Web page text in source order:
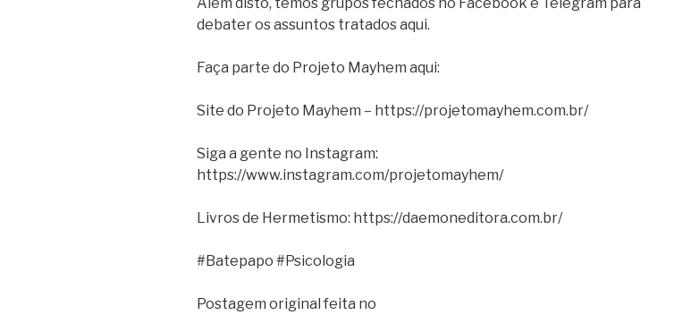
debater os assuntos tratados aqui.
Faça parte do Projeto Mayhem aqui:
Site do Projeto Mayhem – https://projetomayhem.com.br/
Siga a gente no Instagram:
https://www.instagram.com/projetomayhem/
Livros de Hermetismo: https://daemoneditora.com.br/
#Batepapo #Psicologia
Postagem original feita no